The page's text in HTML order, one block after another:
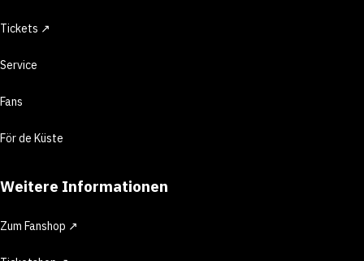
Tickets ↗
Service
Fans
För de Küste
Weitere Informationen
Zum Fanshop ↗